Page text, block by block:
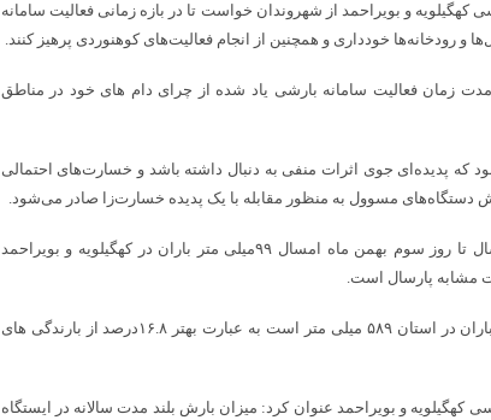
و بویراحمد از شهروندان خواست تا در بازه زمانی فعالیت سامانه
رودخانه‌ها خودداری و همچنین از انجام فعالیت‌های کوهنوردی پرهیز کنند.
زمان فعالیت سامانه بارشی یاد شده از چرای دام های خود در مناطق
پدیده‌ای جوی اثرات منفی به دنبال داشته باشد و خسارت‌های احتمالی
دستگاه‌های مسوول به منظور مقابله با یک پدیده خسارت‌زا صادر می‌شود.
بهره مند ابراز کرد: از ابتدای پاییز امسال تا روز سوم بهمن ماه امسال ۹۹میلی متر باران در کهگیلویه و بویراحمد
وی تاکید کرد:میانگین بلندمدت سالیانه باران در استان ۵۸۹ میلی متر است به عبارت بهتر ۱۶.۸درصد از بارندگی های
و بویراحمد عنوان کرد: میزان بارش بلند مدت سالانه در ایستگاه